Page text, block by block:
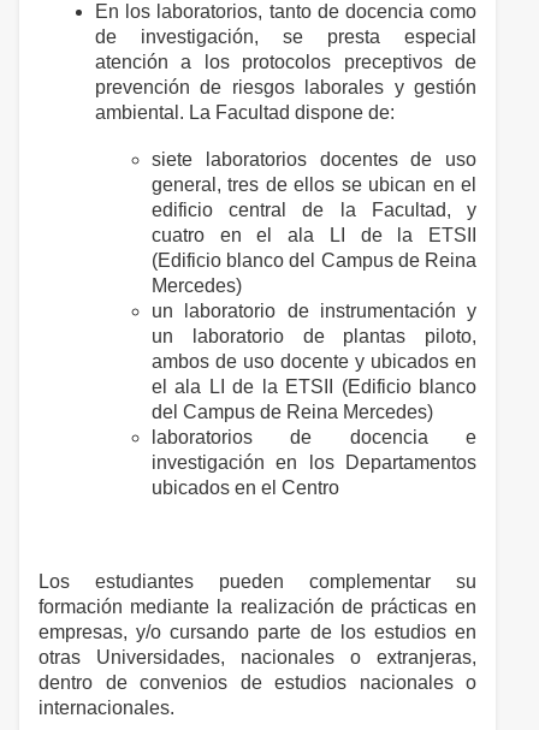
En los laboratorios, tanto de docencia como
de investigación, se presta especial
atención a los protocolos preceptivos de
prevención de riesgos laborales y gestión
ambiental. La Facultad dispone de:
siete laboratorios docentes de uso
general, tres de ellos se ubican en el
edificio central de la Facultad, y
cuatro en el ala LI de la ETSII
(Edificio blanco del Campus de Reina
Mercedes)
un laboratorio de instrumentación y
un laboratorio de plantas piloto,
ambos de uso docente y ubicados en
el ala LI de la ETSII (Edificio blanco
del Campus de Reina Mercedes)
laboratorios de docencia e
investigación en los Departamentos
ubicados en el Centro
Los estudiantes pueden complementar su
formación mediante la realización de prácticas en
empresas, y/o cursando parte de los estudios en
otras Universidades, nacionales o extranjeras,
dentro de convenios de estudios nacionales o
internacionales.